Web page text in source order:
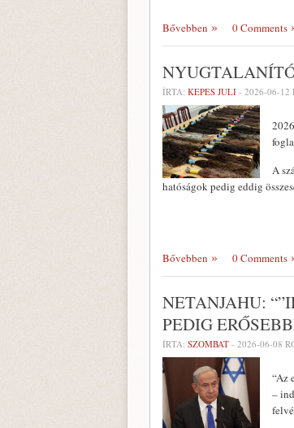
Bővebben 0 Comments
ÍRTA: KEPES JULI - 2026-06-12
A
hatóságok pedig eddig
Bővebben 0 Comments
NETANJAHU:
PEDIG
ÍRTA: SZOMBAT - 2026-06-08
“Az
–